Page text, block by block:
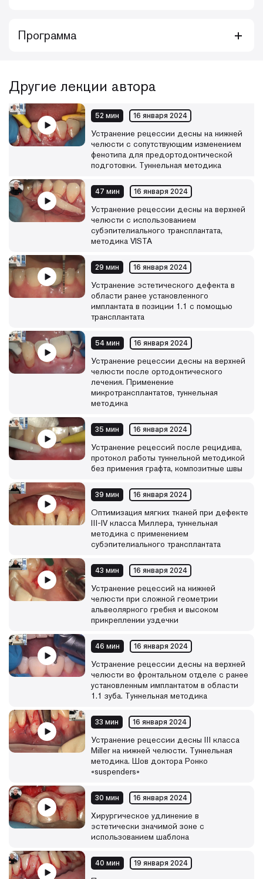
Программа
знания, актуализировать нюансы, повысить уровень
насмотренности
Каждый месяц библиотека видеолекций будет
пополняться новыми материалами.
Другие лекции автора
52 мин 16 января 2024
Устранение рецессии десны на нижней
челюсти с сопутствующим изменением
фенотипа для предортодонтической
подготовки. Туннельная методика
47 мин 16 января 2024
Устранение рецессии десны на верхней
челюсти с использованием
субэпителиального трансплантата,
методика VISTA
29 мин 16 января 2024
Устранение эстетического дефекта в
области ранее установленного
имплантата в позиции 1.1 с помощью
трансплантата
54 мин 16 января 2024
Устранение рецессии десны на верхней
челюсти после ортодонтического
лечения. Применение
микротрансплантатов, туннельная
методика
35 мин 16 января 2024
Устранение рецессий после рецидива,
протокол работы туннельной методикой
без примения графта, композитные швы
39 мин 16 января 2024
Оптимизация мягких тканей при дефекте
III-IV класса Миллера, туннельная
методика с применением
субэпителиального трансплантата
43 мин 16 января 2024
Устранение рецессий на нижней
челюсти при сложной геометрии
альвеолярного гребня и высоком
прикреплении уздечки
46 мин 16 января 2024
Устранение рецессии десны на верхней
челюсти во фронтальном отделе с ранее
установленным имплантатом в области
1.1 зуба. Туннельная методика
33 мин 16 января 2024
Устранение рецессии десны III класса
Miller на нижней челюсти. Туннельная
методика. Шов доктора Ронко
«suspenders»
30 мин 16 января 2024
Хирургическое удлинение в
эстетически значимой зоне с
использованием шаблона
40 мин 19 января 2024